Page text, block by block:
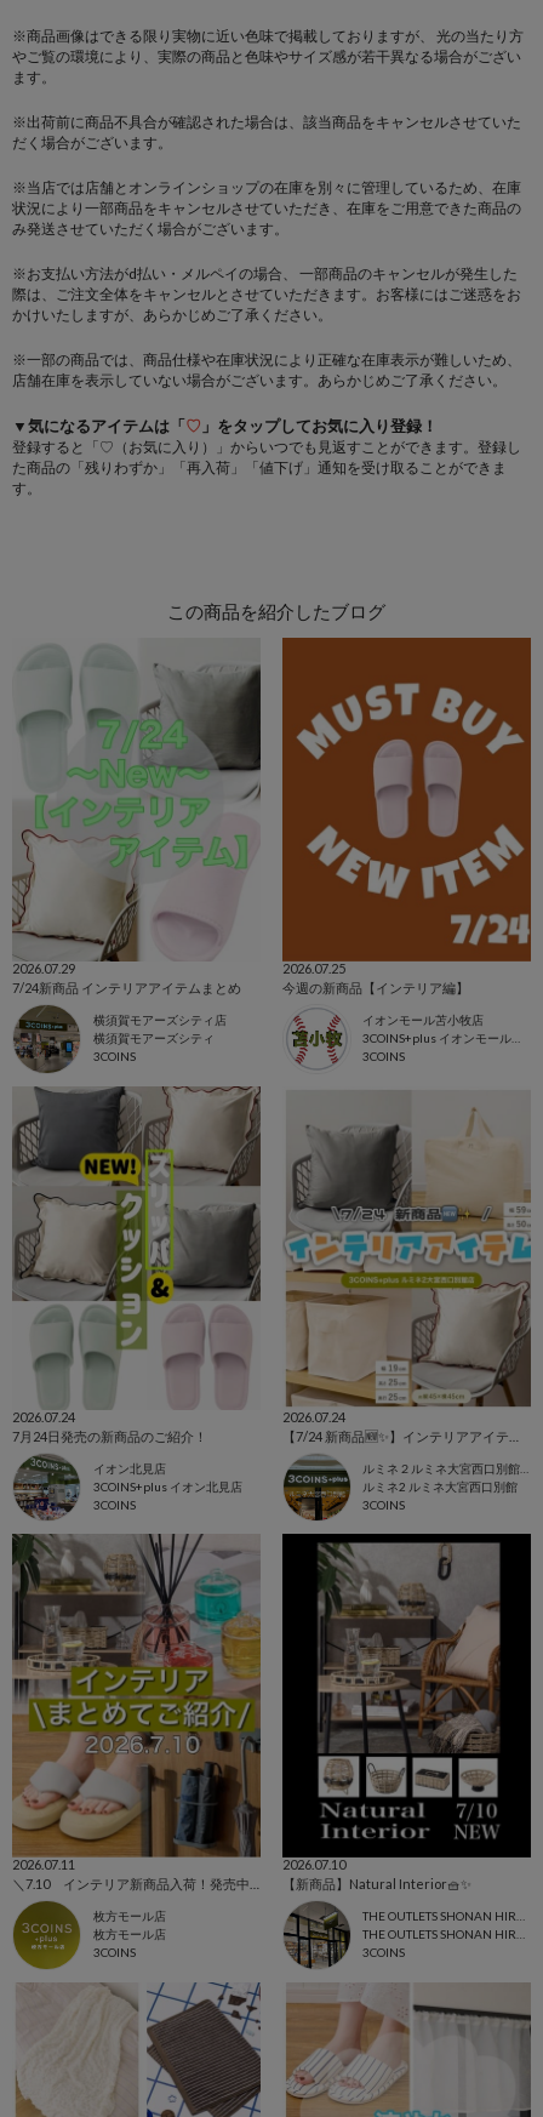
※商品画像はできる限り実物に近い色味で掲載しておりますが、 光の当たり方
やご覧の環境により、実際の商品と色味やサイズ感が若干異なる場合がござい
ます。
※出荷前に商品不具合が確認された場合は、該当商品をキャンセルさせていた
だく場合がございます。
※当店では店舗とオンラインショップの在庫を別々に管理しているため、在庫
状況により一部商品をキャンセルさせていただき、在庫をご用意できた商品の
み発送させていただく場合がございます。
※お支払い方法がd払い・メルペイの場合、 一部商品のキャンセルが発生した
際は、ご注文全体をキャンセルとさせていただきます。お客様にはご迷惑をお
かけいたしますが、あらかじめご了承ください。
※一部の商品では、商品仕様や在庫状況により正確な在庫表示が難しいため、
店舗在庫を表示していない場合がございます。あらかじめご了承ください。
▼気になるアイテムは「♡ 」をタップしてお気に入り登録！
登録すると「♡（お気に入り）」からいつでも見返すことができます。登録し
た商品の「残りわずか」「再入荷」「値下げ」通知を受け取ることができま
す。
この商品を紹介したブログ
2026.07.29
7/24新商品 インテリアアイテムまとめ
横須賀モアーズシティ店
横須賀モアーズシティ
3COINS
2026.07.25
今週の新商品【インテリア編】
イオンモール苫小牧店
3COINS+plus イオンモール苫小牧店
3COINS
2026.07.24
7月24日発売の新商品のご紹介！
イオン北見店
3COINS+plus イオン北見店
3COINS
2026.07.24
ルミネ2 ルミネ大宮西口別館
3COINS
2026.07.11
枚方モール店
枚方モール店
3COINS
2026.07.10
【新商品】Natural Interior🧺✨
3COINS